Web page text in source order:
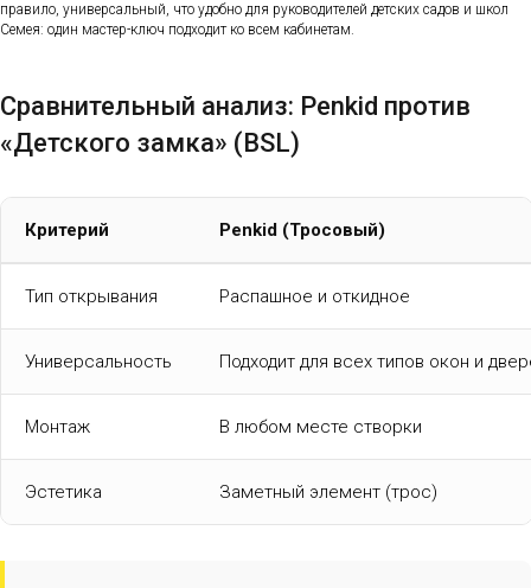
правило, универсальный, что удобно для руководителей детских садов и школ
Семея: один мастер-ключ подходит ко всем кабинетам.
Сравнительный анализ: Penkid против
«Детского замка» (BSL)
Критерий Penkid (Тросовый)
Тип открывания Распашное и откидное
Универсальность Подходит для всех типов окон и
Монтаж В любом месте створки
Эстетика Заметный элемент (трос)